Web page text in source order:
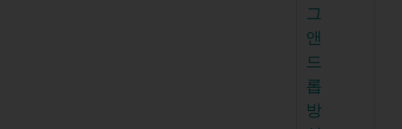
그
앤
드
롭
방